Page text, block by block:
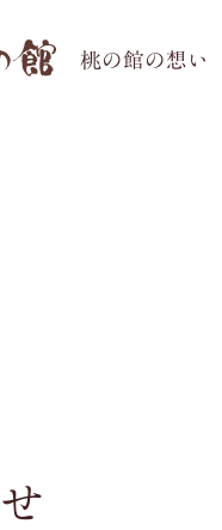
桃の館の想い